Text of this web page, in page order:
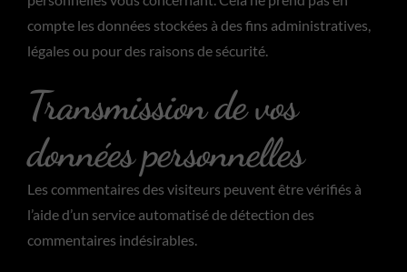
compte les données stockées à des fins administratives,
légales ou pour des raisons de sécurité.
Transmission de vos
données personnelles
Les commentaires des visiteurs peuvent être vérifiés à
l’aide d’un service automatisé de détection des
commentaires indésirables.